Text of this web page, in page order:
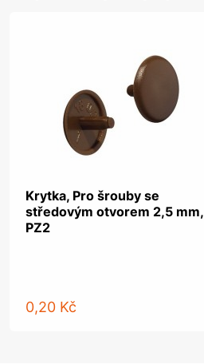
Krytka, Pro šrouby se
středovým otvorem 2,5 mm,
PZ2
0,20 Kč